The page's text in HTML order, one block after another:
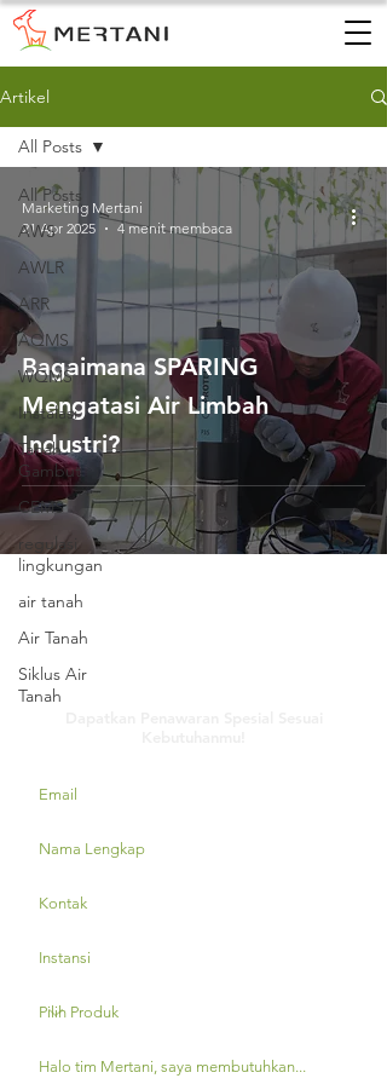
Artikel
All Posts
AWS
AWLR
ARR
AQMS
WQMS
Instalasi
Tanah
Gambut
CEMS
regulasi
lingkungan
air tanah
Air Tanah
Siklus Air
Tanah
All Posts
Bagaimana SPARING
Mengatasi Air Limbah
Industri?
Marketing Mertani
21 Apr 2025
4 menit membaca